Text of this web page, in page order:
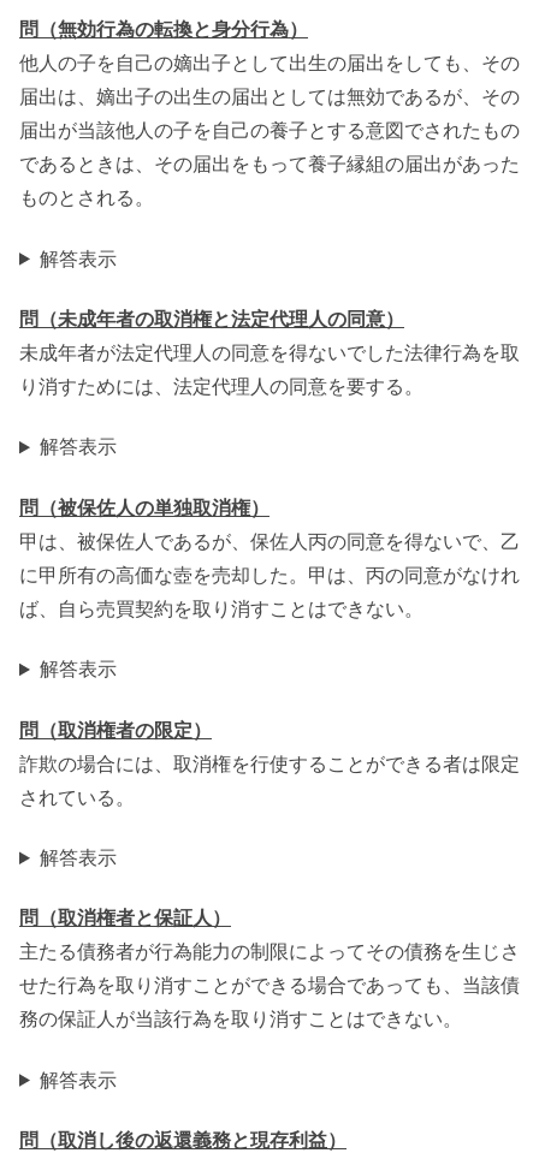
問（無効行為の転換と身分行為）
他人の子を自己の嫡出子として出生の届出をしても、その
届出は、嫡出子の出生の届出としては無効であるが、その
届出が当該他人の子を自己の養子とする意図でされたもの
であるときは、その届出をもって養子縁組の届出があった
ものとされる。
解答表示
問（未成年者の取消権と法定代理人の同意）
未成年者が法定代理人の同意を得ないでした法律行為を取
り消すためには、法定代理人の同意を要する。
解答表示
問（被保佐人の単独取消権）
甲は、被保佐人であるが、保佐人丙の同意を得ないで、乙
に甲所有の高価な壺を売却した。甲は、丙の同意がなけれ
ば、自ら売買契約を取り消すことはできない。
解答表示
問（取消権者の限定）
詐欺の場合には、取消権を行使することができる者は限定
されている。
解答表示
問（取消権者と保証人）
主たる債務者が行為能力の制限によってその債務を生じさ
せた行為を取り消すことができる場合であっても、当該債
務の保証人が当該行為を取り消すことはできない。
解答表示
問（取消し後の返還義務と現存利益）